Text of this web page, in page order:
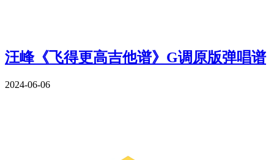
汪峰《飞得更高吉他谱》G调原版弹唱谱
2024-06-06